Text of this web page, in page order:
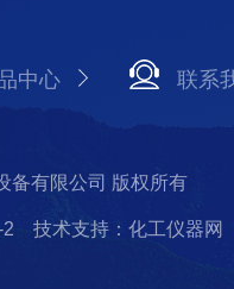
中心 联系
备有限公司 版权所有
技术支持：化工仪器网